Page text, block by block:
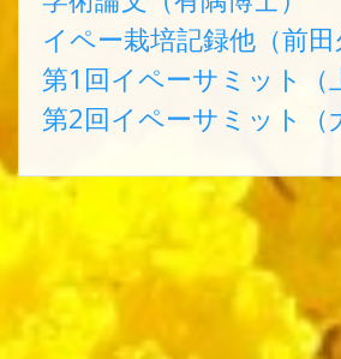
イペー栽培記録他（前田
第1回イペーサミット（
第2回イペーサミット（